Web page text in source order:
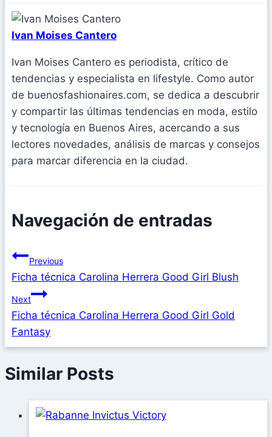
Ivan Moises Cantero
Ivan Moises Cantero es periodista, crítico de
tendencias y especialista en lifestyle. Como autor
de buenosfashionaires.com, se dedica a descubrir
y compartir las últimas tendencias en moda, estilo
y tecnología en Buenos Aires, acercando a sus
lectores novedades, análisis de marcas y consejos
para marcar diferencia en la ciudad.
Navegación de entradas
Previous
Ficha técnica Carolina Herrera Good Girl Blush
Next
Ficha técnica Carolina Herrera Good Girl Gold
Fantasy
Similar Posts